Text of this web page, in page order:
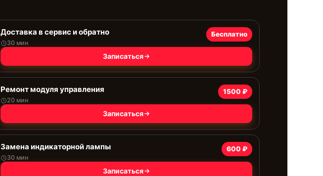
Доставка в сервис и обратно
30 мин
Бесплатно
Записаться
Ремонт модуля управления
20 мин
1500 ₽
Записаться
Замена индикаторной лампы
30 мин
600 ₽
Записаться